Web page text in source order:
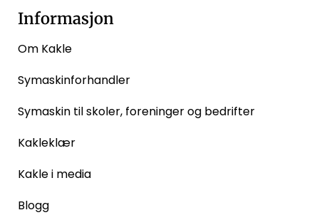
Informasjon
Om Kakle
Symaskinforhandler
Symaskin til skoler, foreninger og bedrifter
Kakleklær
Kakle i media
Blogg